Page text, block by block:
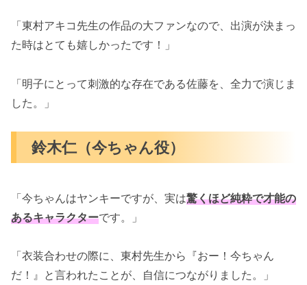
「東村アキコ先生の作品の大ファンなので、出演が決まっ
た時はとても嬉しかったです！」
「明子にとって刺激的な存在である佐藤を、全力で演じま
した。」
鈴木仁（今ちゃん役）
「今ちゃんはヤンキーですが、実は驚くほど純粋で才能の
あるキャラクターです。」
「衣装合わせの際に、東村先生から『おー！今ちゃん
だ！』と言われたことが、自信につながりました。」